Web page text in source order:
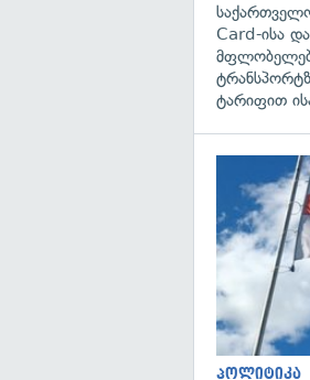
Card-ისა
ტარიფით
პოლიტიკა